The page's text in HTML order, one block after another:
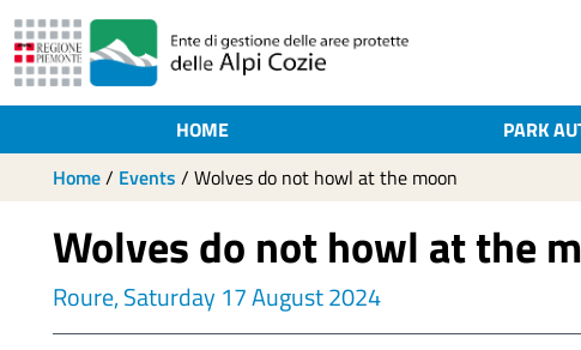
HOME PARK
Home/ Events / Wolves do not howl at the moon
Wolves do not howl at the
Roure, Saturday 17 August 2024